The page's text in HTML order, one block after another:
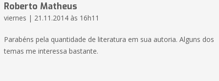
Roberto Matheus
viernes | 21.11.2014 às 16h11
Parabéns pela quantidade de literatura em sua autoria. Alguns dos
temas me interessa bastante.